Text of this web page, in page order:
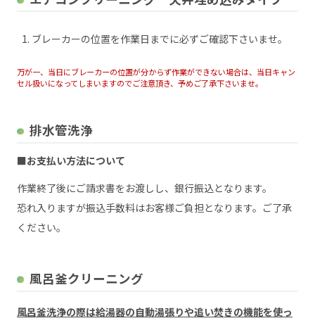
ブレーカーの位置を作業日までに必ずご確認下さいませ。
万が一、当日にブレーカーの位置が分からず作業ができない場合は、当日キャン
セル扱いになってしまいますのでご注意頂き、予めご了承下さいませ。
排水管洗浄
■お支払い方法について
作業終了後にご請求書をお渡しし、銀行振込となります。
恐れ入りますが振込手数料はお客様ご負担となります。ご了承
ください。
風呂釜クリーニング
風呂釜洗浄の際は給湯器の自動湯張りや追い焚きの機能を使っ